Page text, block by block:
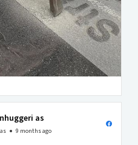
as
9 months ago